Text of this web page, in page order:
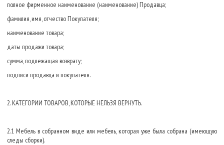
полное фирменное наименование (наименование) Продавца;
фамилия, имя, отчество Покупателя;
наименование товара;
даты продажи товара;
сумма, подлежащая возврату;
подписи продавца и покупателя.
2. КАТЕГОРИИ ТОВАРОВ, КОТОРЫЕ НЕЛЬЗЯ ВЕРНУТЬ.
2.1 Мебель в собранном виде или мебель, которая уже была собрана (имеющую
следы сборки).